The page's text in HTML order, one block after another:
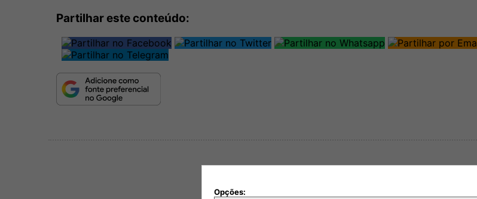
Partilhar este conteúdo:
Opções: